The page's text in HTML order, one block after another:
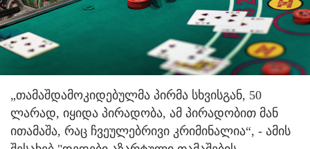
„თამაშდამოკიდებულმა პირმა სხვისგან, 50
ლარად, იყიდა პირადობა, ამ პირადობით მან
ითამაშა, რაც ჩვეულებრივი კრიმინალია“, - ამის